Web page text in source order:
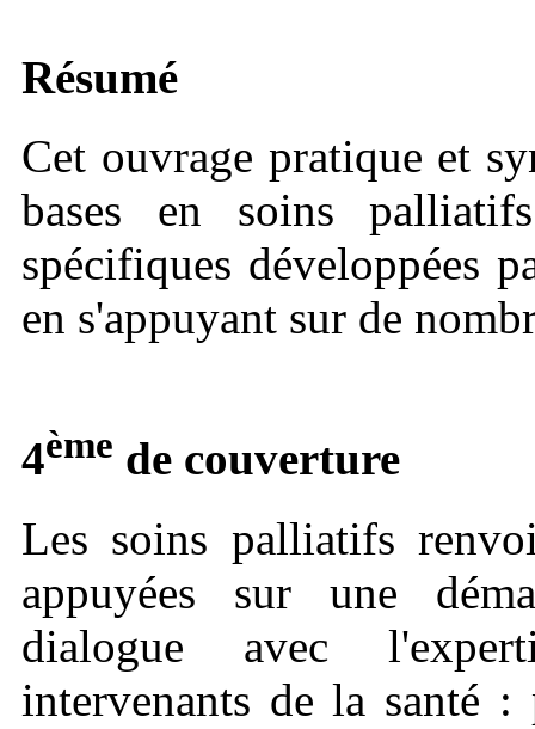
Résumé
Cet ouvrage pratique et
bases en soins
spécifiques développées
en s'appuyant sur de
4ème de couverture
Les soins palliatifs
appuyées sur une
dialogue avec
intervenants de la santé :